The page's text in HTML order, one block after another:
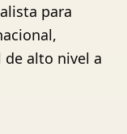
para
alto nivel a